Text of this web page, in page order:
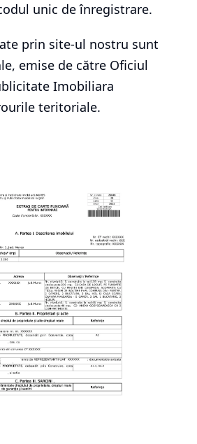
unic de înregistrare.
prin site-ul nostru sunt
emise de către Oficiul
Imobiliara
teritoriale.